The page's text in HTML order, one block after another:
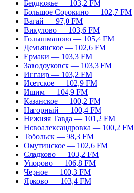
Бердюжье — 103,2 FM
Большое Сорокино — 102,7 FM
Вагай — 97,0 FM
Викулово — 103,6 FM
Голышманово — 105,4 FM
Демьянское — 102,6 FM
Ермаки — 103,3 FM
Заводоуковск — 103,3 FM
Ингаир — 103,2 FM
Исетское — 102,9 FM
Ишим — 104,9 FM
Казанское — 100,2 FM
Нагорный — 100,4 FM
Нижняя Тавда — 101,2 FM
Новоалександровка — 100,2 FM
Тобольск — 98,3 FM
Омутинское — 102,6 FM
Сладково — 103,2 FM
Упорово — 106,8 FM
Черное — 100,3 FM
Ярково — 103,4 FM